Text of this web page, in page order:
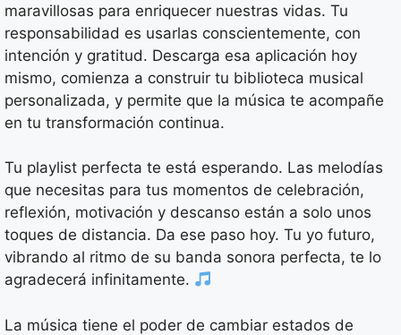
maravillosas para enriquecer nuestras vidas. Tu
responsabilidad es usarlas conscientemente, con
intención y gratitud. Descarga esa aplicación hoy
mismo, comienza a construir tu biblioteca musical
personalizada, y permite que la música te acompañe
en tu transformación continua.
Tu playlist perfecta te está esperando. Las melodías
que necesitas para tus momentos de celebración,
reflexión, motivación y descanso están a solo unos
toques de distancia. Da ese paso hoy. Tu yo futuro,
vibrando al ritmo de su banda sonora perfecta, te lo
agradecerá infinitamente.
La música tiene el poder de cambiar estados de